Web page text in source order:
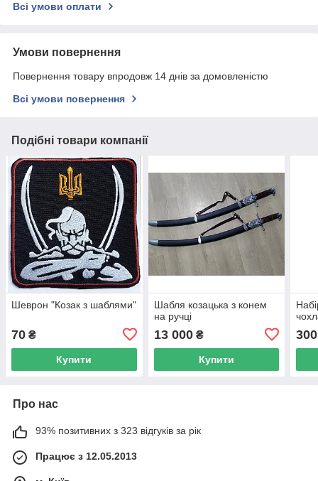
Всі умови оплати
Умови повернення
Повернення товару впродовж 14 днів за домовленістю
Всі умови повернення
Подібні товари компанії
Шеврон "Козак з шаблями"
70 ₴
Купити
Шабля козацька з конем
на ручці
13 000₴
Купити
300
Про нас
93% позитивних з 323 відгуків за рік
Працює з 12.05.2013